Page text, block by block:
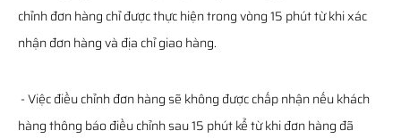
chỉnh đơn hàng chỉ được thực hiện trong vòng 15 phút từ khi xác
nhận đơn hàng và địa chỉ giao hàng.
- Việc điều chỉnh đơn hàng sẽ không được chấp nhận nếu khách
hàng thông báo điều chỉnh sau 15 phút kể từ khi đơn hàng đã